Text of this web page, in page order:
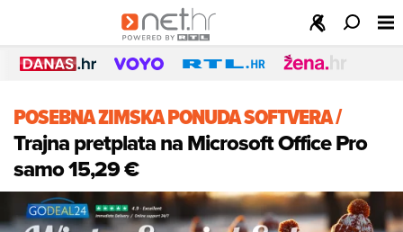
POSEBNA ZIMSKA PONUDA SOFTVERA/
Trajna pretplata na Microsoft Office Pro
samo 15,29 €